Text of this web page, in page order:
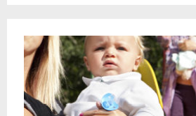
ouder
zonder
gezag
telt
ook